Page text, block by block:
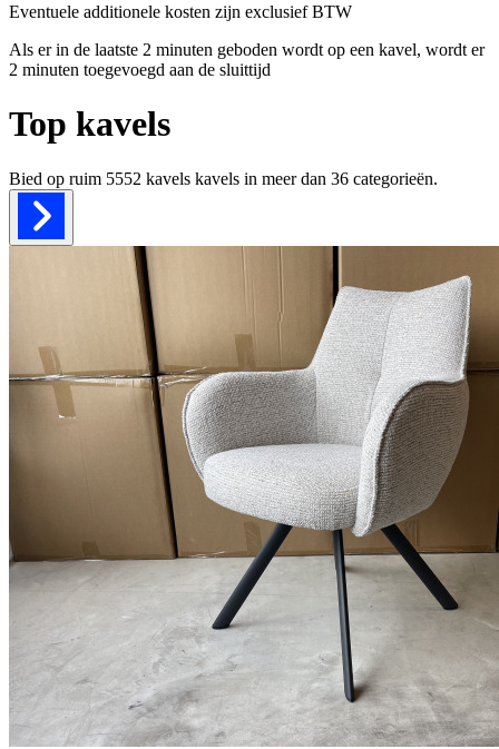
Eventuele additionele kosten zijn exclusief BTW
Als er in de laatste 2 minuten geboden wordt op een kavel, wordt er
2 minuten toegevoegd aan de sluittijd
Top kavels
Bied op ruim 5552 kavels kavels in meer dan 36 categorieën.